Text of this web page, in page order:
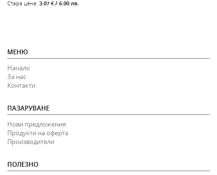
Стара цена: 3.07 € / 6.00 лв.
МЕНЮ
Начало
За нас
Контакти
ПАЗАРУВАНЕ
Нови предложения
Продукти на оферта
Производители
ПОЛЕЗНО